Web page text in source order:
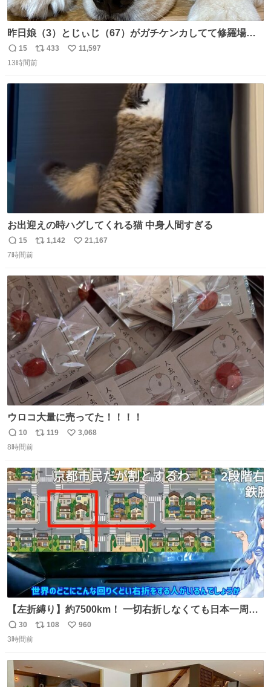
昨日娘（3）とじぃじ（67）がガチケンカしてて修羅場だ
ったんだけど、ふぉるては可能な限り平たくなってまし
た。犬が1番空気読める。
返
信
15
リ
ポ
433
い
11,597
13時間前
お出迎えの時ハグしてくれる猫 中身人間すぎる
返
信
15
リ
ト
数
1,142
い
数
21,167
7時間前
ウロコ大量に売ってた！！！！
返
信
10
リ
ト
数
119
い
数
3,068
8時間前
【左折縛り】約7500km！ 一切右折しなくても日本一周ギ
リ達成できる説 nicovideo.jp/watch/sm464343…
返
信
30
リ
数
108
い
960
3時間前